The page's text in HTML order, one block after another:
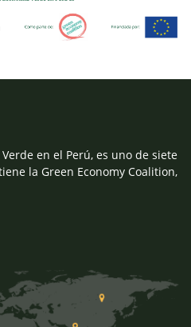
en el Perú, es uno de siete
la Green Economy Coalition,